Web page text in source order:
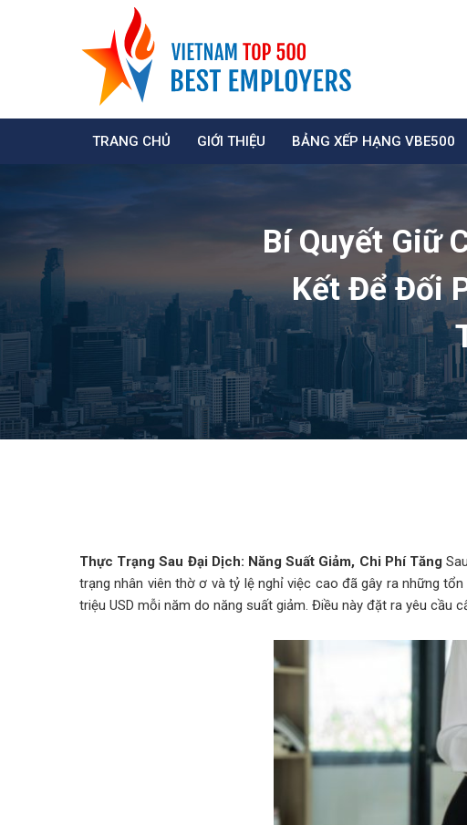
TRANG CHỦ GIỚI THIỆU BẢNG XẾP HẠNG VBE500
Bí Quyết Giữ
Kết Để Đối
Thực Trạng Sau Đại Dịch: Năng Suất Giảm, Chi Phí Tăng
trạng nhân viên thờ ơ và tỷ lệ nghỉ việc cao đã gây ra những
triệu USD mỗi năm do năng suất giảm. Điều này đặt ra yêu cầu